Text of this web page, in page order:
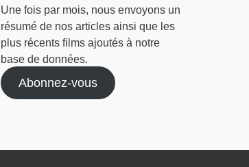
Une fois par mois, nous envoyons un
résumé de nos articles ainsi que les
plus récents films ajoutés à notre
base de données.
Abonnez-vous